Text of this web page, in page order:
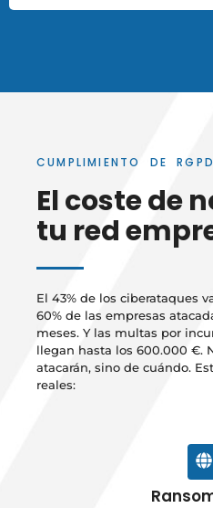
CUMPLIMIENTO DE
El coste de
tu red
El 43% de los ciberataques
60% de las empresas
meses. Y las multas por
llegan hasta los 600.000 €.
atacarán, sino de cuándo.
reales: